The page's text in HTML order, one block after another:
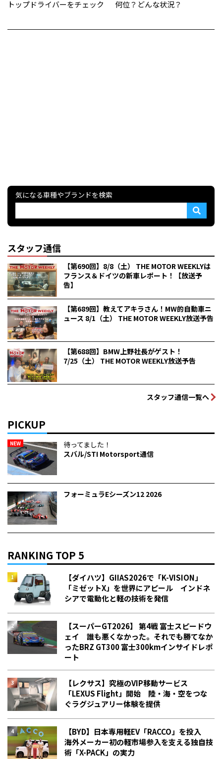
トップドライバーをチェック 何位？どんな状況？
気になる車種やブランドを検索
スタッフ通信
【第690回】8/8（土） THE MOTOR WEEKLYは
フランス＆ドイツの新車レポート！【放送予
告】
【第689回】教えてアキラさん！MW的自動車ニ
ュース 8/1（土） THE MOTOR WEEKLY放送予告
【第688回】BMW上野社長がゲスト！
7/25（土） THE MOTOR WEEKLY放送予告
スタッフ通信一覧へ
PICKUP
NEW
待ってました！
スバル/STI Motorsport通信
フォーミュラEシーズン12 2026
RANKING TOP 5
【ダイハツ】GIIAS2026で「K-VISION」
「ミゼットX」を世界にアピール インドネ
シアで電動化と軽の技術を発信
【スーパーGT2026】 第4戦 富士スピードウ
ェイ 誰も悪くなかった。それでも勝てなか
った――BRZ GT300 富士300kmインサイドレポ
ート
【レクサス】究極のVIP移動サービス
「LEXUS Flight」開始 陸・海・空をつな
ぐラグジュアリー体験を提供
【BYD】日本専用軽EV「RACCO」を投入
海外メーカー初の軽市場参入を支える独自技
術「X-PACK」の実力